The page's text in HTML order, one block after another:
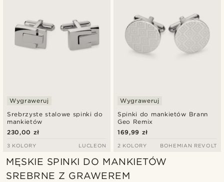
Srebrzyste stalowe spinki do
mankietów
Wygraweruj
230,00 zł
3 KOLORY LUCLEON
Spinki do mankietów Brann
Geo Remix
Wygraweruj
169,99 zł
2 KOLORY BOHEMIAN REVOLT
MĘSKIE SPINKI DO MANKIETÓW
SREBRNE Z GRAWEREM